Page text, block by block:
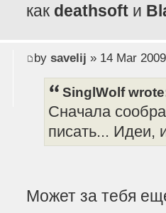
как deathsoftи
by savelij » 14 Mar
SinglWolf
Сначала
писать... Идеи,
Может за тебя